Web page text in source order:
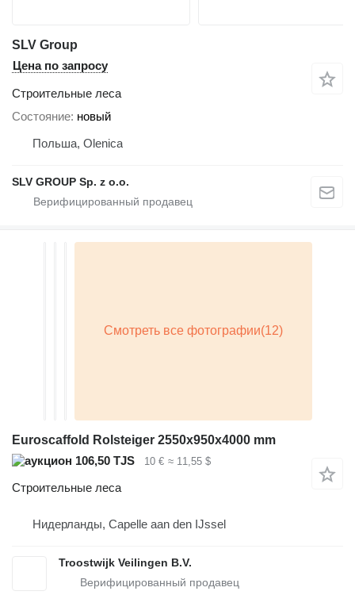
SLV Group
Цена по запросу
Строительные леса
Состояние новый
Польша, Olenica
SLV GROUP Sp. z o.o.
Euroscaffold Rolsteiger 2550x950x4000 mm
106,50 TJS
10 € ≈ 11,55 $
Строительные леса
Нидерланды, Capelle aan den IJssel
Troostwijk Veilingen B.V.